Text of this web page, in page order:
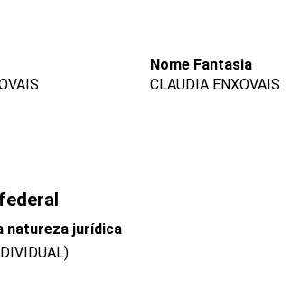
Nome Fantasia
CLAUDIA ENXOVAIS
natureza jurídica